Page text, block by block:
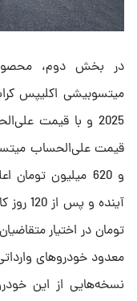
در بخش دوم، محصول
میتسوبیشی اکلیپس
2025 و با قیمت
و 620 میلیون
تومان در اختیار
معدود خودروهای
نسخه‌هایی از این